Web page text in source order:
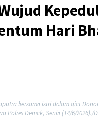
Hari
bersama istri dalam giat
Polres Demak, Senin (14/6/2026)./